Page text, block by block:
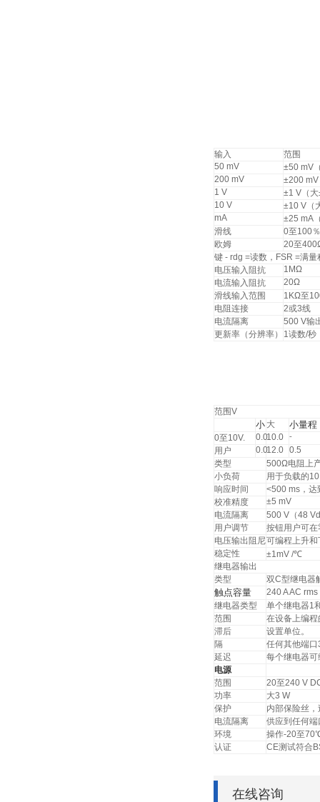
输入
范围
50 mV
±50 mV
200 mV
±200
1 V
±1 V（
10 V
±10 V（
mA
±25 mA
滑线
0至100
欧姆
20至
键 - rdg =读数，FSR =满量
电压输入阻抗
1MΩ
电流输入阻抗
20Ω
滑线输入范围
1KΩ至
电阻连接
2或3线
电流隔离
500 V输
更新率（分辨率）
1读数/秒
范围V
小 大 小量程
0至10V. 0.010.0 -
用户 0.012.0 0.5
类型
500Ω电阻上
小负荷
用于负载的
响应时间
<500 ms，达
校准精度
±5 mV
电流隔离
500 V（48
用户调节
按钮用户可
电压输出阻尼可编程上升
稳定性
±1mV /℃
继电器输出
类型
双C型继电器
触点容量
240 A AC
继电器类型
单个继电器1
范围
在设备上编
滞后
设置单位。
隔
任何其他端口
延迟
每个继电器
电源
范围
20至240 V
功率
大3 W
保护
内部保险丝，
电流隔离
供应到任何
环境
操作-20至
认证
CE测试符合
在线咨询